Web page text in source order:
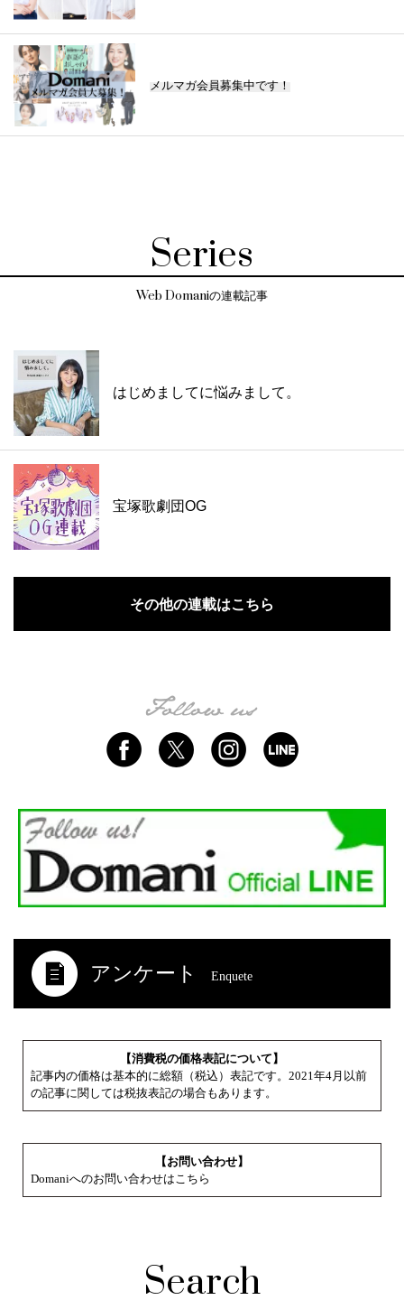
メルマガ会員募集中です！
Series
Web Domaniの連載記事
はじめましてに悩みまして。
宝塚歌劇団OG
その他の連載はこちら
アンケート Enquete
【消費税の価格表記について】
記事内の価格は基本的に総額（税込）表記です。2021年4月以前
の記事に関しては税抜表記の場合もあります。
【お問い合わせ】
Domaniへのお問い合わせはこちら
Search